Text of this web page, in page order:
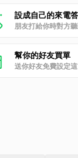
設成自己的來電
朋友打給你時對方
幫你的好友買單
送你好友免費設定